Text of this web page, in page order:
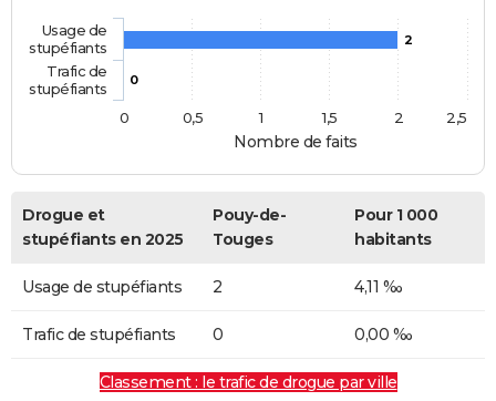
Nombre de faits
2
0
Usage de
stupéfiants
Trafic de
stupéfiants
0
0,5 1 1,5 2 2,5
Drogue et
stupéfiants en 2025
Pouy-de-
Touges
Pour 1 000
habitants
Usage de stupéfiants 2 4,11 ‰
Trafic de stupéfiants 0 0,00 ‰
Classement : le trafic de drogue par ville